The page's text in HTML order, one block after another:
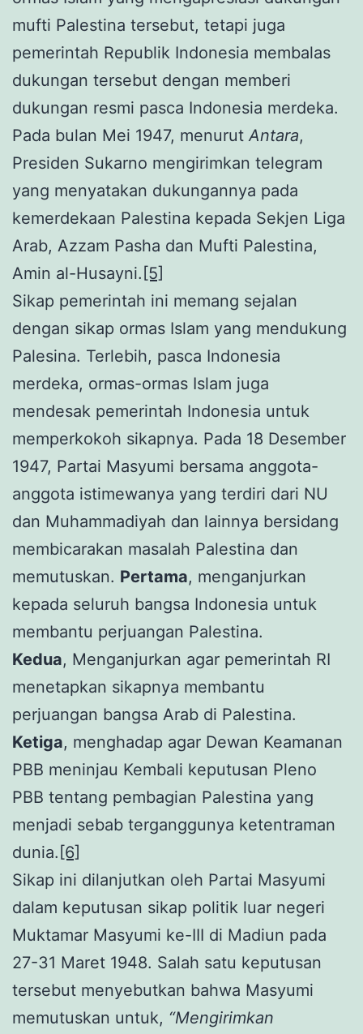
mufti Palestina tersebut, tetapi juga
pemerintah Republik Indonesia membalas
dukungan tersebut dengan memberi
dukungan resmi pasca Indonesia merdeka.
Pada bulan Mei 1947, menurutAntara,
Presiden Sukarno mengirimkan telegram
yang menyatakan dukungannya pada
kemerdekaan Palestina kepada Sekjen Liga
Arab, Azzam Pasha dan Mufti Palestina,
Amin al-Husayni. [5]
Sikap pemerintah ini memang sejalan
dengan sikap ormas Islam yang mendukung
Palesina. Terlebih, pasca Indonesia
merdeka, ormas-ormas Islam juga
mendesak pemerintah Indonesia untuk
memperkokoh sikapnya. Pada 18 Desember
1947, Partai Masyumi bersama anggota-
anggota istimewanya yang terdiri dari NU
dan Muhammadiyah dan lainnya bersidang
membicarakan masalah Palestina dan
memutuskan. Pertama, menganjurkan
kepada seluruh bangsa Indonesia untuk
membantu perjuangan Palestina.
Kedua, Menganjurkan agar pemerintah RI
menetapkan sikapnya membantu
perjuangan bangsa Arab di Palestina.
Ketiga, menghadap agar Dewan Keamanan
PBB meninjau Kembali keputusan Pleno
PBB tentang pembagian Palestina yang
menjadi sebab terganggunya ketentraman
dunia. [6]
Sikap ini dilanjutkan oleh Partai Masyumi
dalam keputusan sikap politik luar negeri
Muktamar Masyumi ke-III di Madiun pada
27-31 Maret 1948. Salah satu keputusan
tersebut menyebutkan bahwa Masyumi
memutuskan untuk, “Mengirimkan